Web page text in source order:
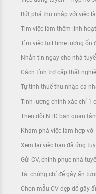
Bứt phá thu nhập với việc
Tìm việc làm thêm linh
Tìm việc full time lương ổn
Nhắn tin ngay cho nhà
Cách tính trợ cấp thất
Tự tính thuế thu nhập cá
Tính lương chính xác chỉ 1
Theo dõi NTD bạn quan
Khám phá việc làm hợp với
Xem lại việc bạn đã ứng
Gửi CV, chinh phục nhà
Tải chứng chỉ để gây ấn
Chọn mẫu CV đẹp để gây